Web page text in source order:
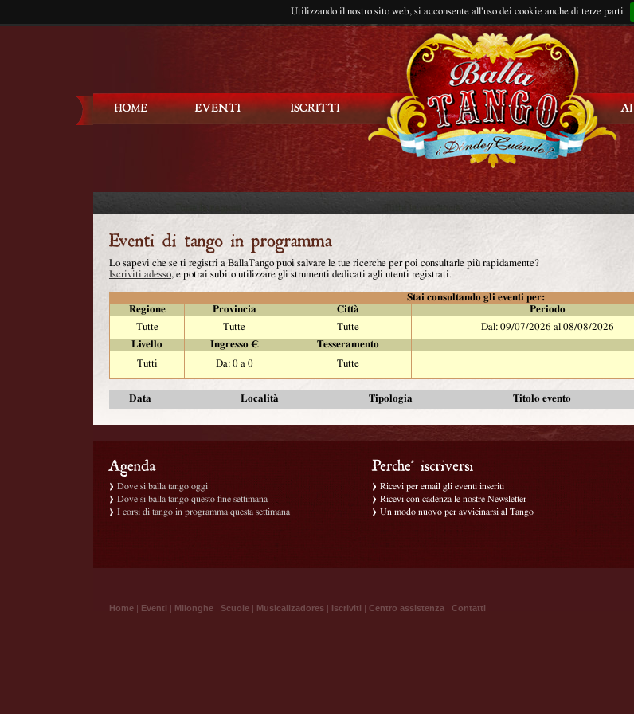
Utilizzando il nostro sito web, si acconsente all'uso dei cookie anche di terze parti
Lo sapevi che se ti registri a BallaTango puoi salvare le tue ricerche per poi consultarle più rapidamente?
Iscriviti adesso, e potrai subito utilizzare gli strumenti dedicati agli utenti registrati.
Stai consultando gli eventi per:
Regione
Provincia Città Periodo
Tutte
Tutte Tutte Dal: 09/07/2026 al 08/08/2026
Livello
Ingresso €
Tesseramento
Tutti
Da: 0 a 0 Tutte
Data Località Tipologia Titolo evento
Dove si balla tango oggi
Dove si balla tango questo fine settimana
I corsi di tango in programma questa settimana
Ricevi per email gli eventi inseriti
Ricevi con cadenza le nostre Newsletter
Un modo nuovo per avvicinarsi al Tango
Home | Eventi | Milonghe | Scuole | Musicalizadores | Iscriviti | Centro assistenza | Contatti